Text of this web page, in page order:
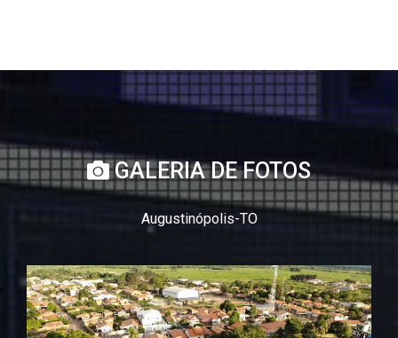
GALERIA DE FOTOS
Augustinópolis-TO